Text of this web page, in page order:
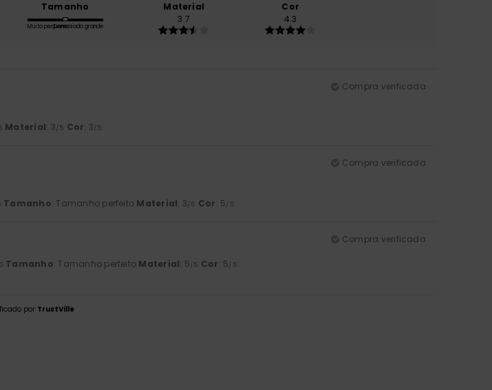
Tamanho
Muito pequenoDemasiado grande
Material
3.7
Cor
4.3
Compra verificada
Material: 3/5 Cor: 3/5
Compra verificada
Tamanho: Tamanho perfeito Material: 3/5 Cor: 5/5
Compra verificada
Tamanho: Tamanho perfeito Material: 5/5 Cor: 5/5
por TrustVille